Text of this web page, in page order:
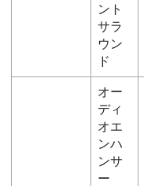
ント
サラ
ウン
ド
オー
ディ
オエ
ンハ
ンサ
ー